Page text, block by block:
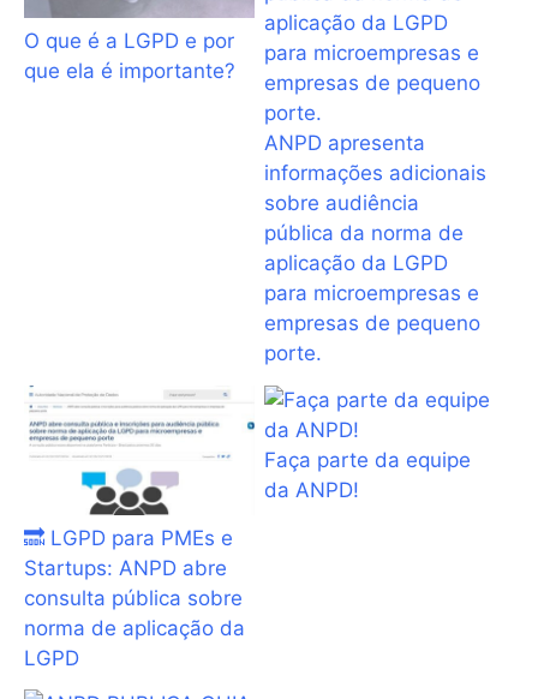
O que é a LGPD e por
que ela é importante?
ANPD apresenta
informações adicionais
sobre audiência
pública da norma de
aplicação da LGPD
para microempresas e
empresas de pequeno
porte.
🔜 LGPD para PMEs e
Startups: ANPD abre
consulta pública sobre
norma de aplicação da
LGPD
Faça parte da equipe
da ANPD!